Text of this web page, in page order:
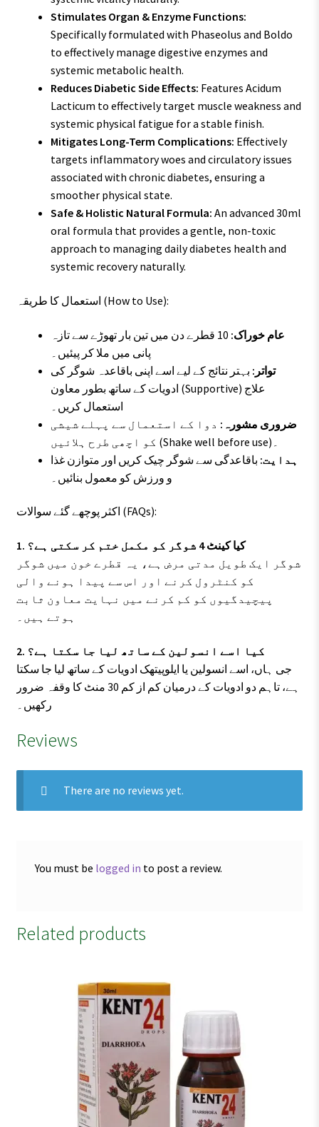
Stimulates Organ & Enzyme Functions:
Specifically formulated with Phaseolus and Boldo
to effectively manage digestive enzymes and
systemic metabolic health.
Reduces Diabetic Side Effects: Features Acidum
Lacticum to effectively target muscle weakness and
systemic physical fatigue for a stable finish.
Mitigates Long-Term Complications: Effectively
targets inflammatory woes and circulatory issues
associated with chronic diabetes, ensuring a
smoother physical state.
Safe & Holistic Natural Formula: An advanced 30ml
oral formula that provides a gentle, non-toxic
approach to managing daily diabetes health and
systemic recovery naturally.
استعمال کا طریقہ (How to Use):
عام خوراک:
10 قطرے دن میں تین بار تھوڑے سے تازہ
پانی میں ملا کر پیئیں۔
تواتر: بہتر نتائج کے لیے اسے اپنی باقاعدہ شوگر کی
ادویات کے ساتھ بطور معاون (Supportive) علاج
استعمال کریں۔
ضروری مشورہ: دوا کے استعمال سے پہلے شیشی
ہدایت: باقاعدگی سے شوگر چیک کریں اور متوازن غذا
و ورزش کو معمول بنائیں۔
اکثر پوچھے گئے سوالات (FAQs):
1. کیا کینٹ 4 شوگر کو مکمل ختم کر سکتی ہے؟
شوگر ایک طویل مدتی مرض ہے، یہ قطرے خون میں شوگر
کو کنٹرول کرنے اور اس سے پیدا ہونے والی
پیچیدگیوں کو کم کرنے میں نہایت معاون ثابت
ہوتے ہیں۔
2. کیا اسے انسولین کے ساتھ لیا جا سکتا ہے؟
جی ہاں، اسے انسولین یا ایلوپیتھک ادویات کے ساتھ لیا جا سکتا
ہے، تاہم دو ادویات کے درمیان کم از کم 30 منٹ کا وقفہ ضرور
رکھیں۔
Reviews
There are no reviews yet.
You must be logged in to post a review.
Related products